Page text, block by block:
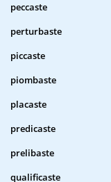
peccaste
perturbaste
piccaste
piombaste
placaste
predicaste
prelibaste
qualificaste